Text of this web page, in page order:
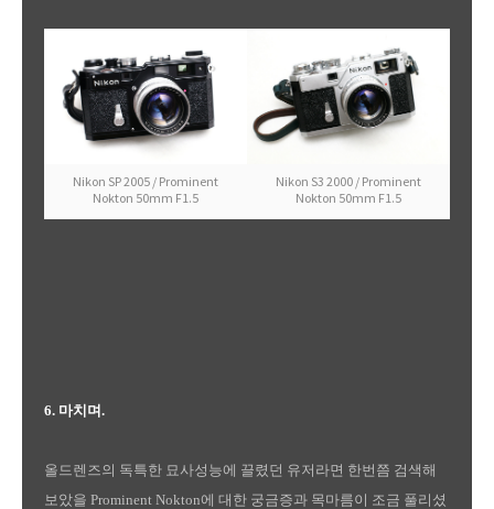
Nikon SP 2005 / Prominent
Nokton 50mm F1.5
Nikon S3 2000 / Prominent
Nokton 50mm F1.5
6. 마치며.
올드렌즈의 독특한 묘사성능에 끌렸던 유저라면 한번쯤 검색해
보았을 Prominent Nokton에 대한 궁금증과 목마름이 조금 풀리셨